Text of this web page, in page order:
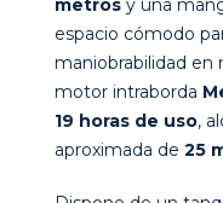
metros y una
espacio cómodo
maniobrabilidad en
motor intraborda
19 horas de uso,
aproximada de 25